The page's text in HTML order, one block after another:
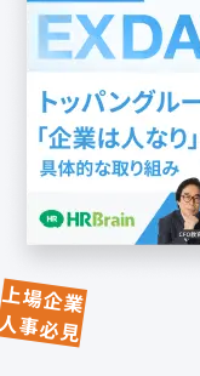
上場企業
事必見